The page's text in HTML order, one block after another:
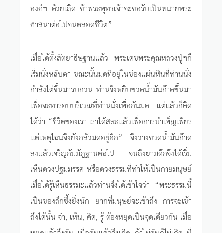
องค์ฯ ด้วยเถิด ข้าพระพุทธเจ้าจะขอรับเป็นทนายพระ
ศาสนาต่อไปจนตลอดชีวิต”
เมื่อได้ตั้งสัตยาธิษฐานแล้ว พระเดชพระคุณหลวงปู่ฯก็
เริ่มนั่งหลับตา ขณะนั้นมดที่อยู่ในช่องแผ่นหินที่ท่านนั่ง
กำลังไต่ขึ้นมารบกวน ท่านจึงหยิบขวดน้ำมันก๊าดขึ้นมา
เพื่อจะทารอบบริเวณที่ท่านนั่งเพื่อกันมด แต่แล้วก็คิด
ได้ว่า “ชีวิตของเรา เราได้สละแล้วเพื่อการบำเพ็ญเพียร
แต่เหตุไฉนจึงยังกลัวมดอยู่อีก” จึงวางขวดน้ำมันก๊าด
ลงแล้วเจริญกัมมัฏฐานต่อไป จนถึงยามดึกจึงได้เริ่ม
เห็นดวงปฐมมรรค หรือดวงธรรมที่ทำให้เป็นกายมนุษย์
เมื่อได้รู้เห็นธรรมะแล้วท่านจึงได้เข้าใจว่า “พระธรรมนี้
เป็นของลึกซึ้งยิ่งนัก ยากที่มนุษย์จะเข้าถึง การจะเข้า
ถึงได้นั้น จำ, เห็น, คิด, รู้ ต้องหยุดเป็นจุดเดียวกัน เมื่อ